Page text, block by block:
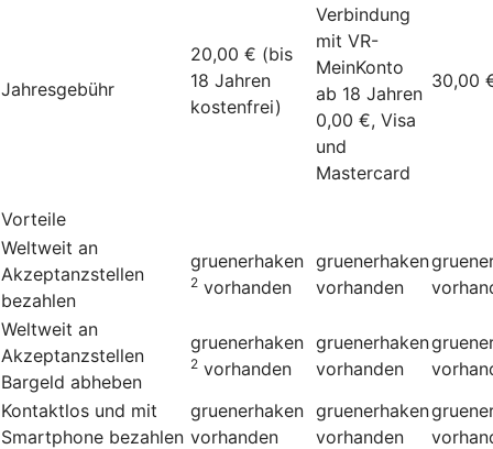
Jahresgebühr
20,00 € (bis
18 Jahren
kostenfrei)
Verbindung
mit VR-
MeinKonto
ab 18 Jahren
0,00 €, Visa
und
Mastercard
30,00
Vorteile
Weltweit an
Akzeptanzstellen
bezahlen
gruenerhaken
2 vorhanden
gruenerhaken
vorhanden
Weltweit an
Akzeptanzstellen
Bargeld abheben
gruenerhaken
2 vorhanden
gruenerhaken
vorhanden
Kontaktlos und mit
Smartphone bezahlen
gruenerhaken
vorhanden
gruenerhaken
vorhanden